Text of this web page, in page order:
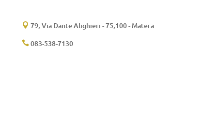
 79, Via Dante Alighieri - 75,100 - Matera
083-538-7130